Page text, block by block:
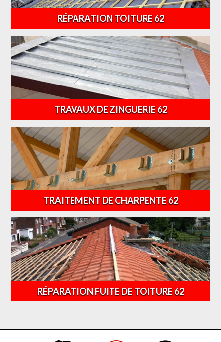
RÉPARATION TOITURE 62
TRAVAUX DE ZINGUERIE 62
TRAITEMENT DE CHARPENTE 62
RÉPARATION FUITE DE TOITURE 62